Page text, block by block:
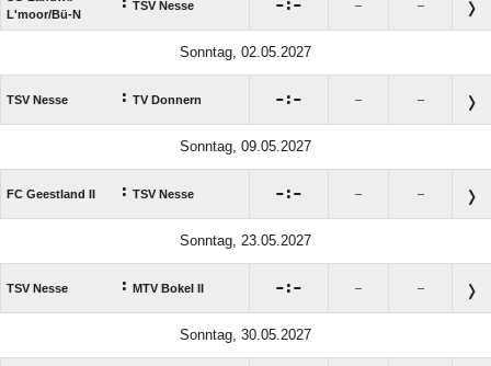
L'moor/​Bü-N
: TSV Nesse : – –
Sonntag, 02.05.2027
TSV Nesse : TV Donnern : – –
Sonntag, 09.05.2027
FC Geestland II : TSV Nesse : – –
Sonntag, 23.05.2027
TSV Nesse : MTV Bokel II : – –
Sonntag, 30.05.2027